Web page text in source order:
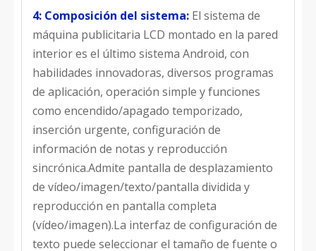
4: Composición del sistema: El sistema de
máquina publicitaria LCD montado en la pared
interior es el último sistema Android, con
habilidades innovadoras, diversos programas
de aplicación, operación simple y funciones
como encendido/apagado temporizado,
inserción urgente, configuración de
información de notas y reproducción
sincrónica.Admite pantalla de desplazamiento
de vídeo/imagen/texto/pantalla dividida y
reproducción en pantalla completa
(vídeo/imagen).La interfaz de configuración de
texto puede seleccionar el tamaño de fuente o